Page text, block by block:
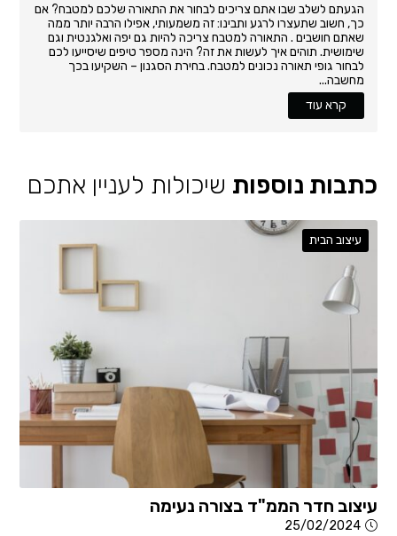
הגעתם לשלב שבו אתם צריכים לבחור את התאורה שלכם למטבח? אם
כך, חשוב שתעצרו לרגע ותבינו: זה משמעותי, אפילו הרבה יותר ממה
שאתם חושבים . התאורה למטבח צריכה להיות גם יפה ואלגנטית וגם
שימושית. תוהים איך לעשות את זה? הינה מספר טיפים שיסייעו לכם
לבחור גופי תאורה נכונים למטבח. בחירת הסגנון – השקיעו בכך
מחשבה...
קרא עוד
כתבות נוספות שיכולות לעניין אתכם
עיצוב הבית
עיצוב חדר הממ"ד בצורה נעימה
25/02/2024